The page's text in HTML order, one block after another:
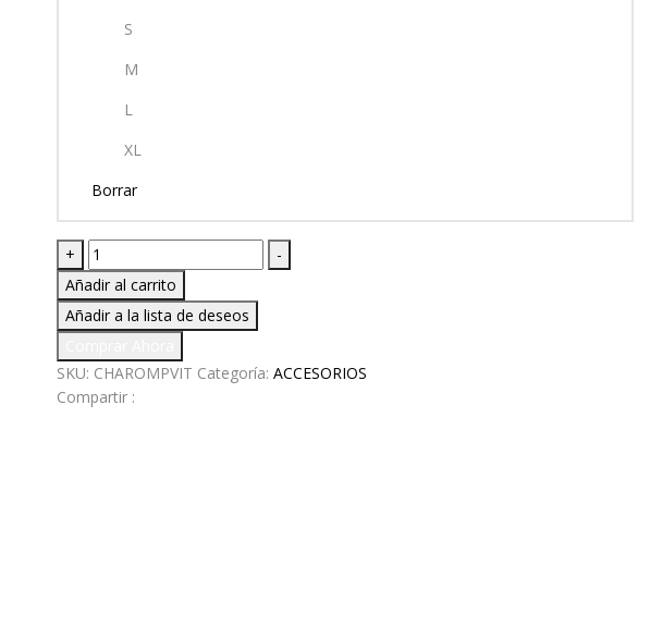
S
M
L
XL
Borrar
+
CHAMARRA
ROMPEVIENTOS
VITALIS
cantidad
-
Añadir al carrito
Añadir a la lista de deseos
SKU: CHAROMPVIT Categoría: ACCESORIOS
Compartir :